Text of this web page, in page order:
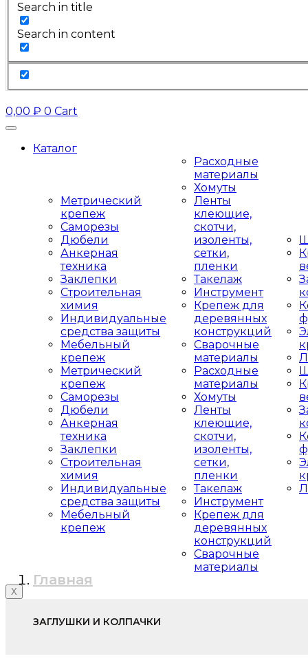
Search in title
Search in content
0,00 ₽ 0 Cart
Каталог
Метрический
крепеж
Саморезы
Дюбели
Анкерная
техника
Заклепки
Строительная
химия
Индивидуальные
средства защиты
Мебельный
крепеж
Метрический
крепеж
Саморезы
Дюбели
Анкерная
техника
Заклепки
Строительная
химия
Индивидуальные
средства защиты
Мебельный
крепеж
Расходные
материалы
Хомуты
Ленты
клеющие,
скотчи,
изоленты,
сетки,
пленки
Такелаж
Инструмент
Крепеж для
деревянных
конструкций
Сварочные
материалы
Расходные
материалы
Хомуты
Ленты
клеющие,
скотчи,
изоленты,
сетки,
пленки
Такелаж
Инструмент
Крепеж для
деревянных
конструкций
Сварочные
материалы
X
Главная
ЗАГЛУШКИ И КОЛПАЧКИ